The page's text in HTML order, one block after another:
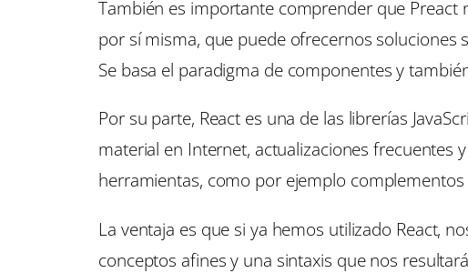
También es importante comprender que Preact
por sí misma, que puede ofrecernos soluciones
Se basa el paradigma de componentes y
Por su parte, React es una de las librerías
material en Internet, actualizaciones frecuentes
herramientas, como por ejemplo
La ventaja es que si ya hemos utilizado React,
conceptos afines y una sintaxis que nos